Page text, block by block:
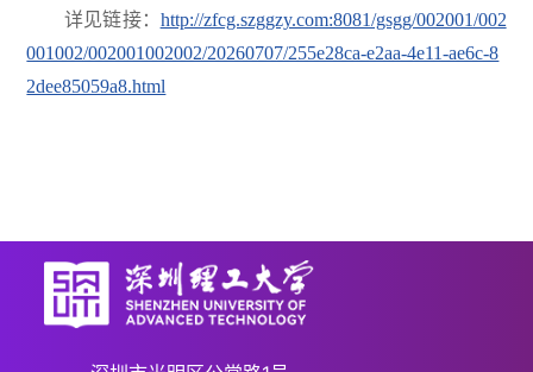
详见链接： http://zfcg.szggzy.com:8081/gsgg/002001/002
001002/002001002002/20260707/255e28ca-e2aa-4e11-ae6c-8
2dee85059a8.html